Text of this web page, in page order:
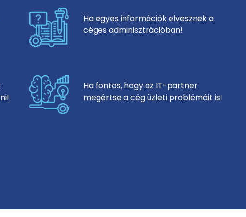
Ha egyes információk elvesznek a
céges adminisztrációban!
Ha fontos, hogy az IT-partner
megértse a cég üzleti problémáit is!